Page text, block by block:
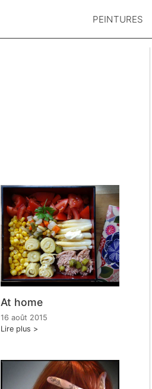
PEINTURES
At home
16 août 2015
Lire plus